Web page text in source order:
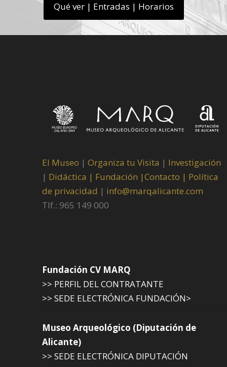
Qué ver | Entradas | Horarios
El Museo | Organiza tu Visita | Investigación
| Didáctica | Fundación |Contacto | Política
de privacidad | info@marqalicante.com
Tlf.: 965 149 000
Fundación CV MARQ
>> PERFIL DEL CONTRATANTE
>> SEDE ELECTRÓNICA FUNDACIÓN>
Museo Arqueológico (Diputación de
Alicante)
>> SEDE ELECTRÓNICA DIPUTACIÓN